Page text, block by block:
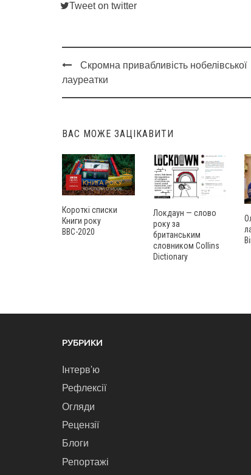
Tweet on twitter
Post
navigation
Скромна привабливість нобелівської
лауреатки
ВАС МОЖЕ ЗАЦІКАВИТИ
Короткі списки
Книги року
ВВС-2020
Локдаун — слово
року за
британським
словником Collins
Dictionary
РУБРИКИ
Інтерв'ю
Рефлексії
Огляди
Рецензії
Блоги
Репортажі